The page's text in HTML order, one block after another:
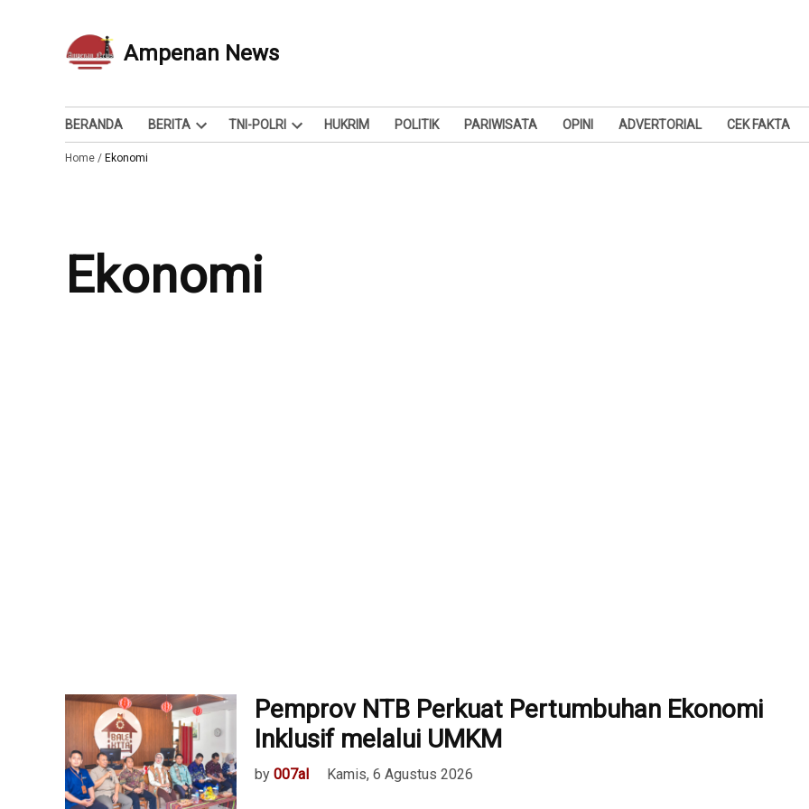
Ampenan News
Berita dan Info
BERANDA BERITA
Open
TNI-POLRI
Open
HUKRIM POLITIK PARIWISATA OPINI ADVERTORIAL CEK FAKTA
Home / Ekonomi
Ekonomi
Pemprov NTB Perkuat Pertumbuhan Ekonomi
Inklusif melalui UMKM
by 007al Kamis, 6 Agustus 2026